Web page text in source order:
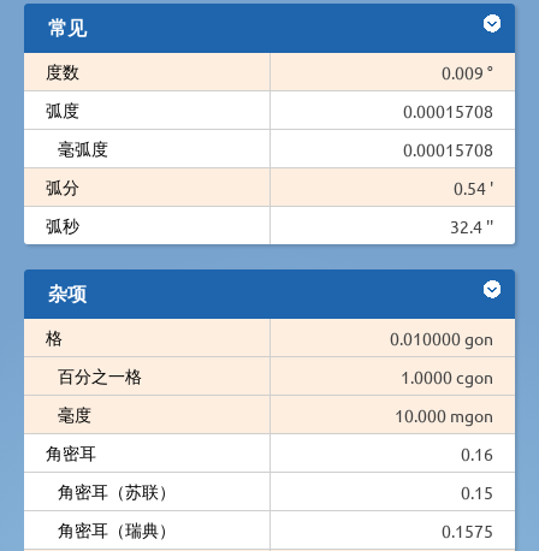
常见
度数
0.009 °
弧度
0.00015708
毫弧度
0.00015708
弧分
0.54 '
弧秒
32.4 ''
杂项
格
0.010000 gon
百分之一格
1.0000 cgon
毫度
10.000 mgon
角密耳
0.16
角密耳（苏联）
0.15
角密耳（瑞典）
0.1575